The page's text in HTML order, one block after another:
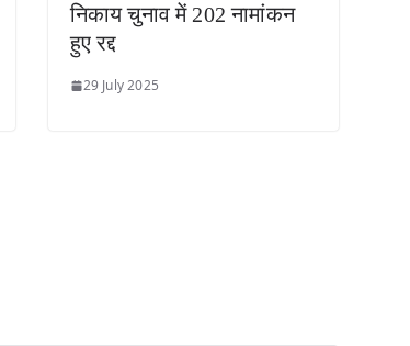
निकाय चुनाव में 202 नामांकन
हुए रद्द
29 July 2025